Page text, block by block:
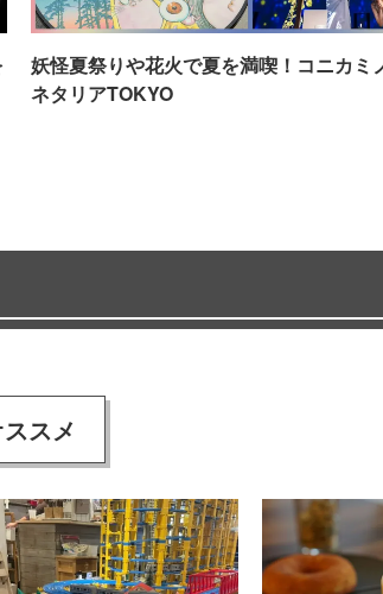
妖怪夏祭りや花火で夏を満喫！コニカミ
ネタリアTOKYO
スメ